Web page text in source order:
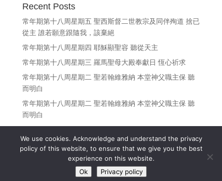
Recent Posts
常年期第十八周星期五 聖西斯督二世教宗及同伴殉道 捨已
從主 誰若願意跟隨我，該棄絕
常年期第十八周星期四 耶穌顯聖容 聽從天主
常年期第十八周星期三 羅馬聖母大殿奉獻日 恆心祈求
常年期第十八周星期二 聖若翰維雅納 本堂神父職主保 聽
而明白
常年期第十八周星期二 聖若翰維雅納 本堂神父職主保 聽
而明白
Copyright © 江志釗神父 Fr. Denis Kong, SDB All Rights
Reserved.(Privacy policy)
We use cookies. Acknowledge and understand the privacy
policy of this website, to ensure that we give you the best
experience on this website.
Ok
Privacy policy